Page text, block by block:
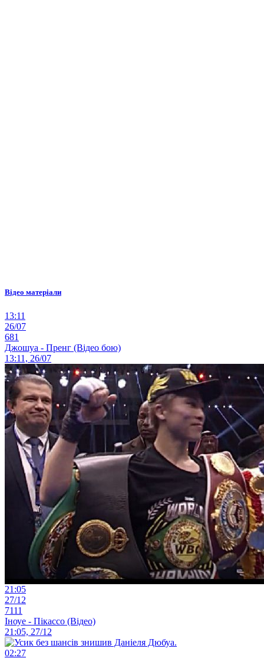
Відео матеріали
13:11
26/07
681
Джошуа - Пренг (Відео бою)
13:11, 26/07
21:05
27/12
7111
Іноуе - Пікассо (Відео)
21:05, 27/12
02:27